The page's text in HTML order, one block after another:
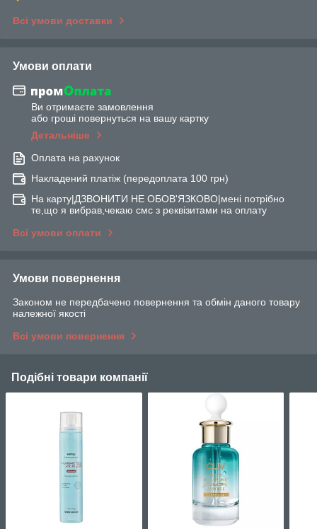
Всі умови доставки
Умови оплати
Ви отримаєте замовлення
або гроші повернуться на вашу картку
Детальніше
Оплата на рахунок
Накладений платіж (передоплата 100 грн)
На карту|ДЗВОНИТИ НЕ ОБОВ'ЯЗКОВО|мені потрібно
те,що я вибрав,чекаю смс з реквізитами на оплату
Всі умови оплати
Умови повернення
Законом не передбачено повернення та обмін даного товару
належної якості
Всі умови повернення
Подібні товари компанії